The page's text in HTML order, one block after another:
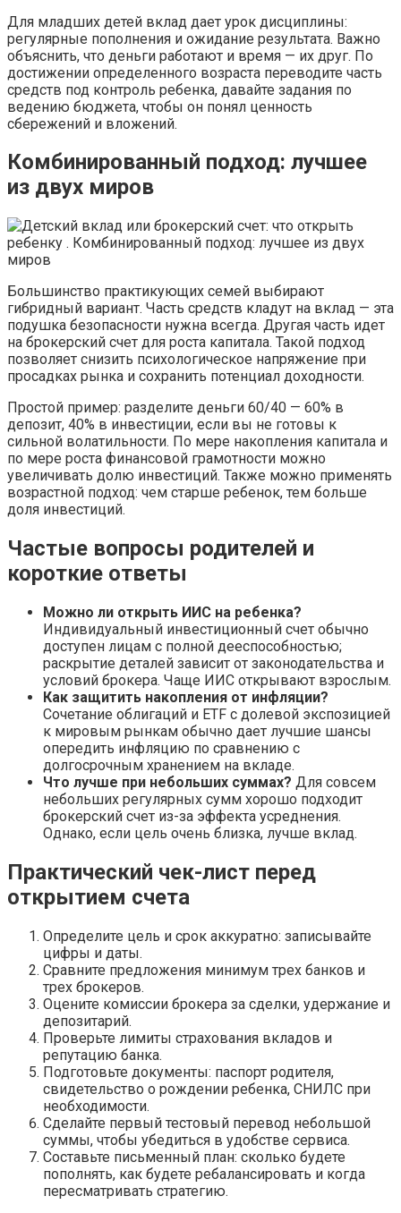
Для младших детей вклад дает урок дисциплины:
регулярные пополнения и ожидание результата. Важно
объяснить, что деньги работают и время — их друг. По
достижении определенного возраста переводите часть
средств под контроль ребенка, давайте задания по
ведению бюджета, чтобы он понял ценность
сбережений и вложений.
Комбинированный подход: лучшее
из двух миров
Большинство практикующих семей выбирают
гибридный вариант. Часть средств кладут на вклад — эта
подушка безопасности нужна всегда. Другая часть идет
на брокерский счет для роста капитала. Такой подход
позволяет снизить психологическое напряжение при
просадках рынка и сохранить потенциал доходности.
Простой пример: разделите деньги 60/40 — 60% в
депозит, 40% в инвестиции, если вы не готовы к
сильной волатильности. По мере накопления капитала и
по мере роста финансовой грамотности можно
увеличивать долю инвестиций. Также можно применять
возрастной подход: чем старше ребенок, тем больше
доля инвестиций.
Частые вопросы родителей и
короткие ответы
Можно ли открыть ИИС на ребенка?
Индивидуальный инвестиционный счет обычно
доступен лицам с полной дееспособностью;
раскрытие деталей зависит от законодательства и
условий брокера. Чаще ИИС открывают взрослым.
Как защитить накопления от инфляции?
Сочетание облигаций и ETF с долевой экспозицией
к мировым рынкам обычно дает лучшие шансы
опередить инфляцию по сравнению с
долгосрочным хранением на вкладе.
Что лучше при небольших суммах? Для совсем
небольших регулярных сумм хорошо подходит
брокерский счет из-за эффекта усреднения.
Однако, если цель очень близка, лучше вклад.
Практический чек-лист перед
открытием счета
Определите цель и срок аккуратно: записывайте
цифры и даты.
Сравните предложения минимум трех банков и
трех брокеров.
Оцените комиссии брокера за сделки, удержание и
депозитарий.
Проверьте лимиты страхования вкладов и
репутацию банка.
Подготовьте документы: паспорт родителя,
свидетельство о рождении ребенка, СНИЛС при
необходимости.
Сделайте первый тестовый перевод небольшой
суммы, чтобы убедиться в удобстве сервиса.
Составьте письменный план: сколько будете
пополнять, как будете ребалансировать и когда
пересматривать стратегию.